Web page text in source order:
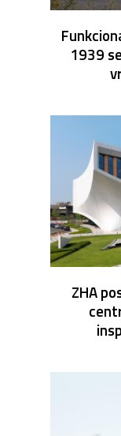
1939
ZHA